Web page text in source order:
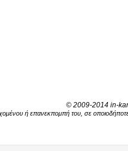
© 2009-2014 in-
ή επανεκπομπή του, σε